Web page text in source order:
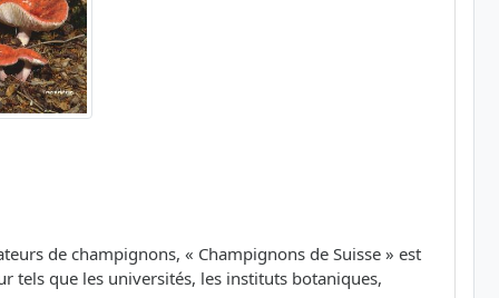
de champignons, « Champignons de Suisse » est
tels que les universités, les instituts botaniques,